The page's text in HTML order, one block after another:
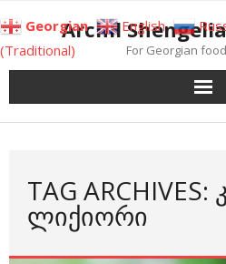
to
content
Archil
For Georgian
TAG ARCHIVES:
ᲚᲘᲥᲘᲝᲠᲘ
Georgian English
(Traditional)